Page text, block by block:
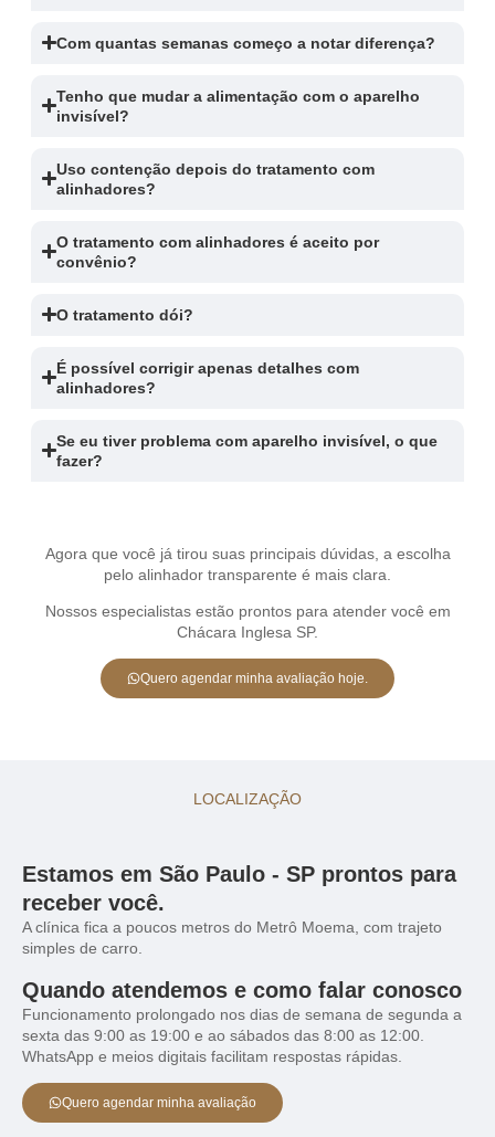
Com quantas semanas começo a notar diferença?
Tenho que mudar a alimentação com o aparelho
invisível?
Uso contenção depois do tratamento com
alinhadores?
O tratamento com alinhadores é aceito por
convênio?
O tratamento dói?
É possível corrigir apenas detalhes com
alinhadores?
Se eu tiver problema com aparelho invisível, o que
fazer?
Agora que você já tirou suas principais dúvidas, a escolha
pelo alinhador transparente é mais clara.
Nossos especialistas estão prontos para atender você em
Chácara Inglesa SP.
Quero agendar minha avaliação hoje.
LOCALIZAÇÃO
Estamos em São Paulo - SP prontos para
receber você.
A clínica fica a poucos metros do Metrô Moema, com trajeto
simples de carro.
Quando atendemos e como falar conosco
Funcionamento prolongado nos dias de semana de segunda a
sexta das 9:00 as 19:00 e ao sábados das 8:00 as 12:00.
WhatsApp e meios digitais facilitam respostas rápidas.
Quero agendar minha avaliação